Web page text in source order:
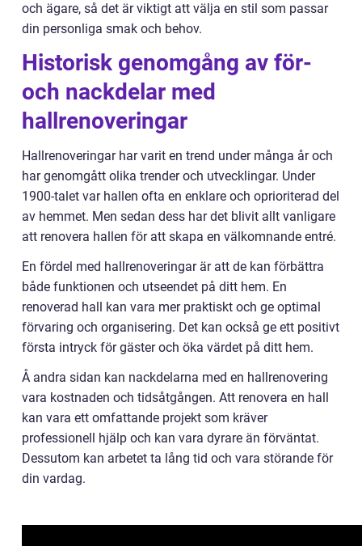
och ägare, så det är viktigt att välja en stil som passar
din personliga smak och behov.
Historisk genomgång av för-
och nackdelar med
hallrenoveringar
Hallrenoveringar har varit en trend under många år och
har genomgått olika trender och utvecklingar. Under
1900-talet var hallen ofta en enklare och oprioriterad del
av hemmet. Men sedan dess har det blivit allt vanligare
att renovera hallen för att skapa en välkomnande entré.
En fördel med hallrenoveringar är att de kan förbättra
både funktionen och utseendet på ditt hem. En
renoverad hall kan vara mer praktiskt och ge optimal
förvaring och organisering. Det kan också ge ett positivt
första intryck för gäster och öka värdet på ditt hem.
Å andra sidan kan nackdelarna med en hallrenovering
vara kostnaden och tidsåtgången. Att renovera en hall
kan vara ett omfattande projekt som kräver
professionell hjälp och kan vara dyrare än förväntat.
Dessutom kan arbetet ta lång tid och vara störande för
din vardag.